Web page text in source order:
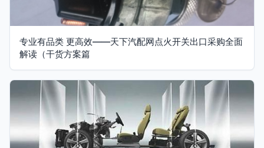
专业有品类 更高效——天下汽配网点火开关出口采购全面
解读（干货方案篇